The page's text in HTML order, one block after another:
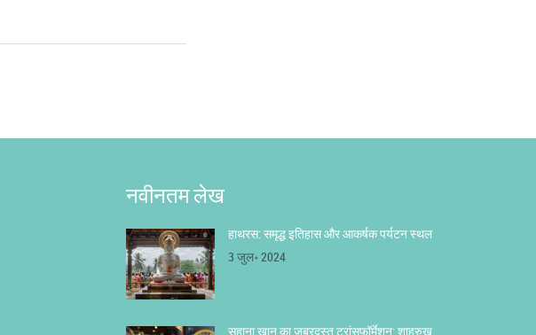
नवीनतम लेख
हाथरस: समृद्ध इतिहास और आकर्षक पर्यटन स्थल
3 जुल॰ 2024
सुहाना खान का जबरदस्त ट्रांसफॉर्मेशन: शाहरुख